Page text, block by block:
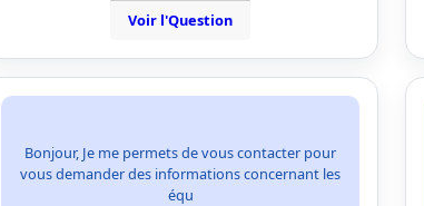
Voir l'Question
Bonjour, Je me permets de vous contacter pour
vous demander des informations concernant les
équ